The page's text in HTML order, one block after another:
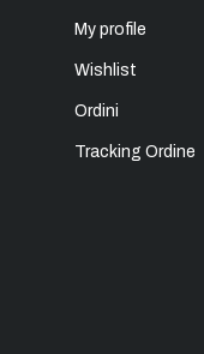
My profile
Wishlist
Ordini
Tracking Ordine